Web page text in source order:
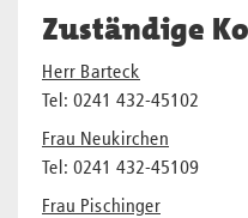
Zuständige
Herr Barteck
Tel: 0241 432-45102
Frau Neukirchen
Tel: 0241 432-45109
Frau Pischinger